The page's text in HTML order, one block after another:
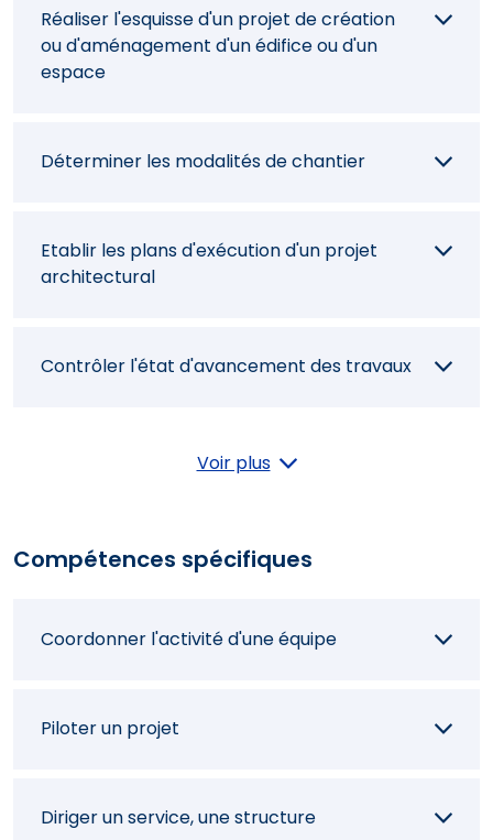
Réaliser l'esquisse d'un projet de création
ou d'aménagement d'un édifice ou d'un
espace
Déterminer les modalités de chantier
Etablir les plans d'exécution d'un projet
architectural
Contrôler l'état d'avancement des travaux
Coordonner les différentes phases
Voir plus
Compétences spécifiques
Coordonner l'activité d'une équipe
Piloter un projet
Diriger un service, une structure